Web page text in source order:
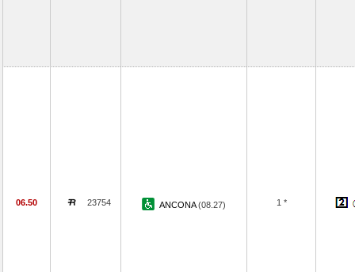
06.50 23754 ANCONA(08.27) 1 *